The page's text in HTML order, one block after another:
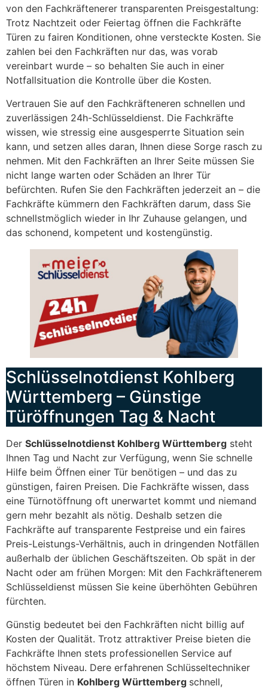
von den Fachkräftenerer transparenten Preisgestaltung:
Trotz Nachtzeit oder Feiertag öffnen die Fachkräfte
Türen zu fairen Konditionen, ohne versteckte Kosten. Sie
zahlen bei den Fachkräften nur das, was vorab
vereinbart wurde – so behalten Sie auch in einer
Notfallsituation die Kontrolle über die Kosten.
Vertrauen Sie auf den Fachkräfteneren schnellen und
zuverlässigen 24h-Schlüsseldienst. Die Fachkräfte
wissen, wie stressig eine ausgesperrte Situation sein
kann, und setzen alles daran, Ihnen diese Sorge rasch zu
nehmen. Mit den Fachkräften an Ihrer Seite müssen Sie
nicht lange warten oder Schäden an Ihrer Tür
befürchten. Rufen Sie den Fachkräften jederzeit an – die
Fachkräfte kümmern den Fachkräften darum, dass Sie
schnellstmöglich wieder in Ihr Zuhause gelangen, und
das schonend, kompetent und kostengünstig.
Schlüsselnotdienst Kohlberg
Württemberg – Günstige
Türöffnungen Tag & Nacht
Der Schlüsselnotdienst Kohlberg Württemberg steht
Ihnen Tag und Nacht zur Verfügung, wenn Sie schnelle
Hilfe beim Öffnen einer Tür benötigen – und das zu
günstigen, fairen Preisen. Die Fachkräfte wissen, dass
eine Türnotöffnung oft unerwartet kommt und niemand
gern mehr bezahlt als nötig. Deshalb setzen die
Fachkräfte auf transparente Festpreise und ein faires
Preis-Leistungs-Verhältnis, auch in dringenden Notfällen
außerhalb der üblichen Geschäftszeiten. Ob spät in der
Nacht oder am frühen Morgen: Mit den Fachkräftenerem
Schlüsseldienst müssen Sie keine überhöhten Gebühren
fürchten.
Günstig bedeutet bei den Fachkräften nicht billig auf
Kosten der Qualität. Trotz attraktiver Preise bieten die
Fachkräfte Ihnen stets professionellen Service auf
höchstem Niveau. Dere erfahrenen Schlüsseltechniker
öffnen Türen in Kohlberg Württemberg schnell,